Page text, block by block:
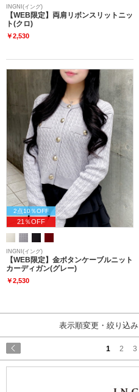
INGNI(イング)
【WEB限定】両肩リボンスリットニッ
ト(クロ)
￥2,530
2点10％OFF
21％OFF
INGNI(イング)
【WEB限定】金ボタンケーブルニット
カーディガン(グレー)
￥2,530
表示順変更・絞り込み
1 2 3